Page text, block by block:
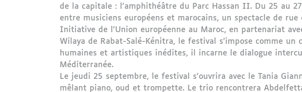
de la capitale : l’amphithéâtre du Parc Hassan II. Du 25 au
entre musiciens européens et marocains, un spectacle de
Initiative de l’Union européenne au Maroc, en partenariat
Wilaya de Rabat-Salé-Kénitra, le festival s’impose comme
humaines et artistiques inédites, il incarne le dialogue
Méditerranée.
Le jeudi 25 septembre, le festival s’ouvrira avec le Tania
mêlant piano, oud et trompette. Le trio rencontrera